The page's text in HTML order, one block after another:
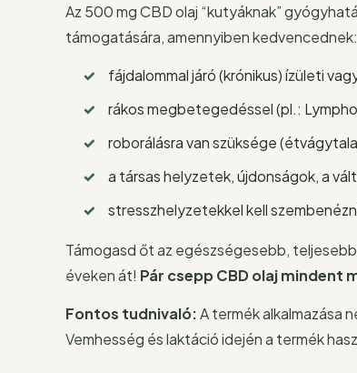
Az 500 mg CBD olaj “kutyáknak”
támogatására, amennyiben kedvencednek:
fájdalommal járó (krónikus) ízületi
rákos megbetegedéssel (pl.:
roborálásra van szüksége
a társas helyzetek, újdonságok, a
stresszhelyzetekkel kell
Támogasd őt az egészségesebb,
éveken át! Pár csepp CBD olaj
Fontos tudnivaló:A termék alkalmazása
Vemhesség és laktáció idején a termék